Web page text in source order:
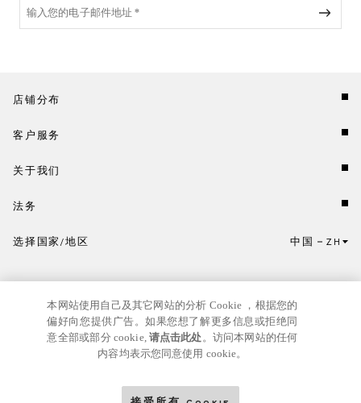
店铺分布
客户服务
关于我们
法务
点击此处选择国家/地区和语言。
选择国家/地区 中国 ZH
本网站使用自己及其它网站的分析 Cookie ，根据您的
偏好向您提供广告。如果您想了解更多信息或拒绝同
意全部或部分 cookie,请点击此处。访问本网站的任何
内容均表示您同意使用 cookie。